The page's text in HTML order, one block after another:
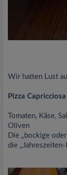
Wir hatten Lust
Pizza
Tomaten, Käse,
Oliven
Die „bockige
die „Jahreszeiten-